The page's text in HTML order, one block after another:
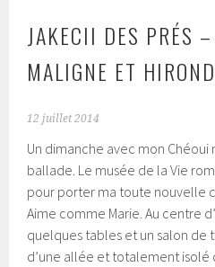
JAKECII DES PRÉS
MALIGNE ET
12 juillet 2014
Un dimanche avec mon Chéoui
ballade. Le musée de la Vie
pour porter ma toute nouvelle
Aime comme Marie. Au centre
quelques tables et un salon de
d’une allée et totalement isolé